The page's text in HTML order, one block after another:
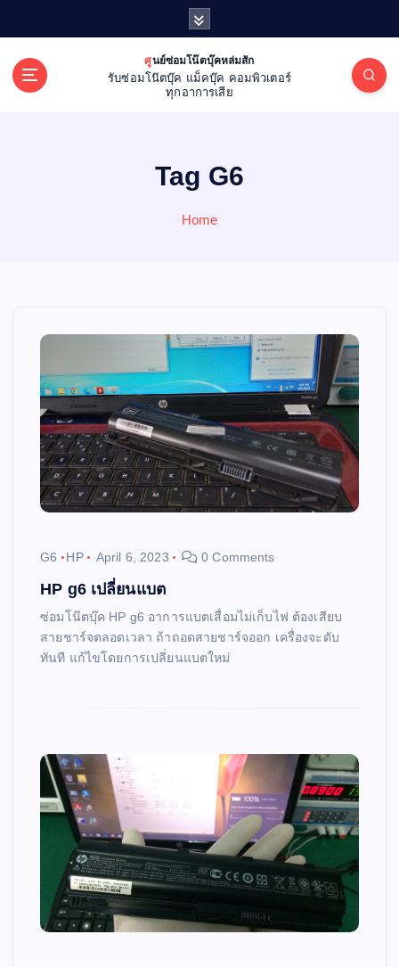
ศูนย์ซ่อมโน๊ตบุ๊คหล่มสัก
รับซ่อมโน๊ตบุ๊ค แม็คบุ๊ค คอมพิวเตอร์
ทุกอาการเสีย
Tag G6
Home
G6 HP April 6, 2023 0 Comments
HP g6 เปลี่ยนแบต
ซ่อมโน๊ตบุ๊ค HP g6 อาการแบตเสื่อมไม่เก็บไฟ ต้องเสียบ
สายชาร์จตลอดเวลา ถ้าถอดสายชาร์จออก เครื่องจะดับ
ทันที แก้ไขโดยการเปลี่ยนแบตใหม่